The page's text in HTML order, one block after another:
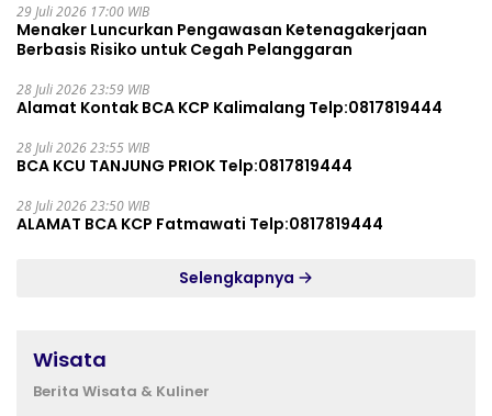
29 Juli 2026 17:00 WIB
Menaker Luncurkan Pengawasan Ketenagakerjaan
Berbasis Risiko untuk Cegah Pelanggaran
28 Juli 2026 23:59 WIB
Alamat Kontak BCA KCP Kalimalang Telp:0817819444
28 Juli 2026 23:55 WIB
BCA KCU TANJUNG PRIOK Telp:0817819444
28 Juli 2026 23:50 WIB
ALAMAT BCA KCP Fatmawati Telp:0817819444
Selengkapnya
Wisata
Berita Wisata & Kuliner